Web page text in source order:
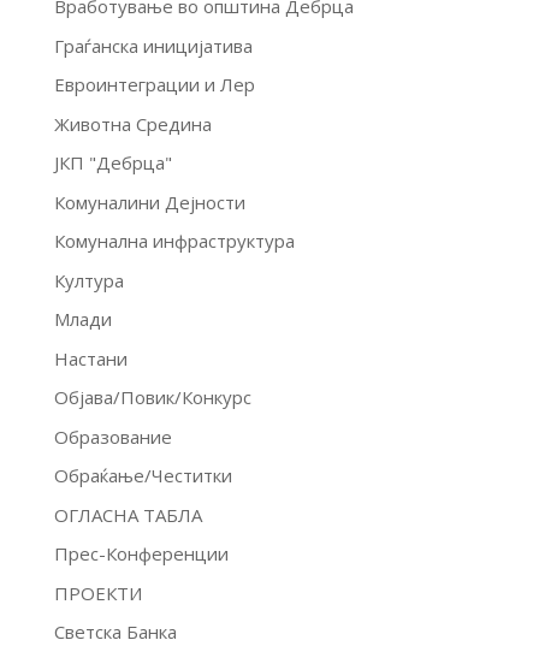
Вработување во општина Дебрца
Граѓанска иницијатива
Евроинтеграции и Лер
Животна Средина
ЈКП "Дебрца"
Комуналини Дејности
Комунална инфраструктура
Култура
Млади
Настани
Објава/Повик/Конкурс
Образование
Обраќање/Честитки
ОГЛАСНА ТАБЛА
Прес-Конференции
ПРОЕКТИ
Светска Банка